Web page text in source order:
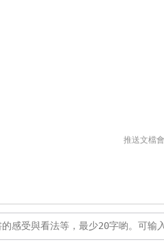
推送文檔